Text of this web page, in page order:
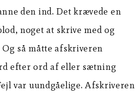
den ind. Det krævede en
noget at skrive med og
så måtte afskriveren
efter ord af eller sætning
var uundgåelige. Afskriveren